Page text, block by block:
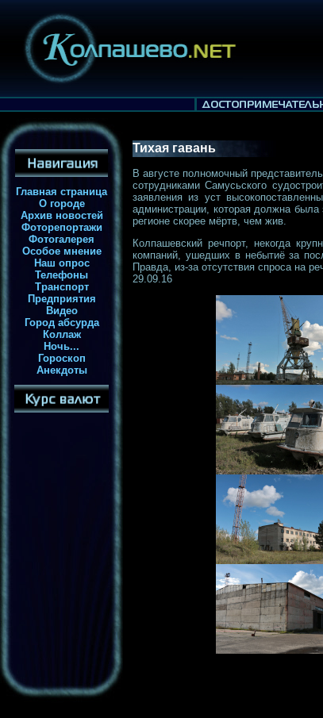
Главная страница
О городе
Архив новостей
Фоторепортажи
Фотогалерея
Особое мнение
Наш опрос
Телефоны
Транспорт
Предприятия
Видео
Город абсурда
Коллаж
Ночь...
Гороскоп
Анекдоты
Тихая гавань
В августе полномочный
сотрудниками Самусьского
заявления из уст
администрации, которая должна была
регионе скорее мёртв, чем жив.
Колпашевский речпорт, некогда
компаний, ушедших в небытиё за
Правда, из-за отсутствия спроса на
29.09.16